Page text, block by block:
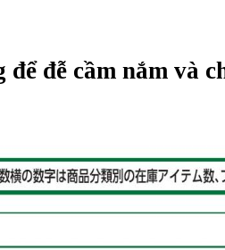
đễ cầm nắm và